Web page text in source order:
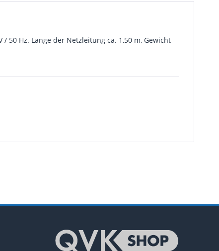
50 Hz. Länge der Netzleitung ca. 1,50 m, Gewicht